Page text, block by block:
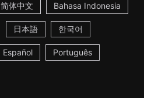
简体中文 Bahasa Indonesia
日本語 한국어
Español Português